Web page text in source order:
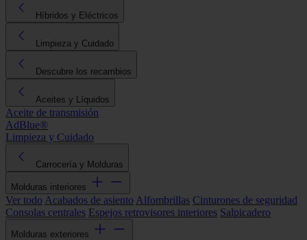
Híbridos y Eléctricos
Limpieza y Cuidado
Descubre los recambios
Aceites y Líquidos
Aceite de transmisión
AdBlue®
Limpieza y Cuidado
Carrocería y Molduras
Molduras interiores
Ver todo Acabados de asiento Alfombrillas Cinturones de seguridad
Consolas centrales Espejos retrovisores interiores Salpicadero
Molduras exteriores